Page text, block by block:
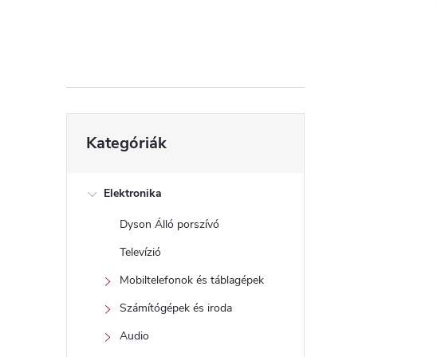
l
sátugrása
Kategóriák
Elektronika
Dyson Álló porszívó
Televízió
Mobiltelefonok és táblagépek
Számítógépek és iroda
Audio